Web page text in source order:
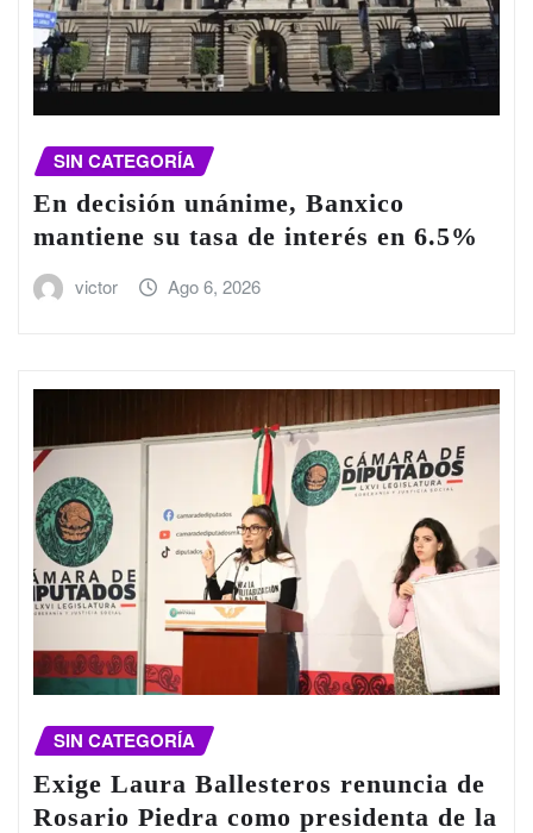
SIN CATEGORÍA
En decisión unánime, Banxico
mantiene su tasa de interés en 6.5%
victor Ago 6, 2026
SIN CATEGORÍA
Exige Laura Ballesteros renuncia de
Rosario Piedra como presidenta de la